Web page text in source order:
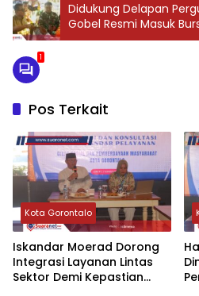
‎Didukung Delapan
Gobel Resmi Masuk
IPSI Gorontalo‎‎
1
Pos Terkait
Kota Gorontalo
Iskandar Moerad Dorong
Integrasi Layanan Lintas
Sektor Demi Kepastian